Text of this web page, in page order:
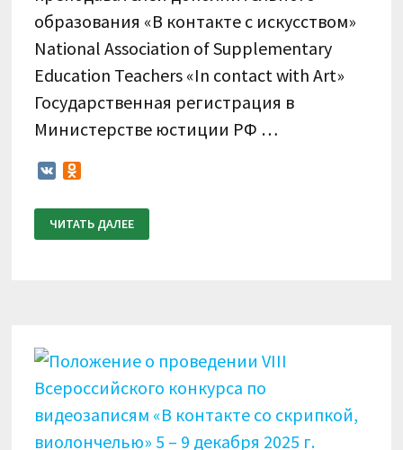
образования «В контакте с искусством»
National Association of Supplementary
Education Teachers «In contact with Art»
Государственная регистрация в
Министерстве юстиции РФ …
VK
ПОЛОЖЕНИЕ
О
ПРОВЕДЕНИИ
СКРИПКОЙ,
ВИОЛОНЧЕЛЬЮ»
–
МАРТА
2026
Г.
ЧИТАТЬ ДАЛЕЕ